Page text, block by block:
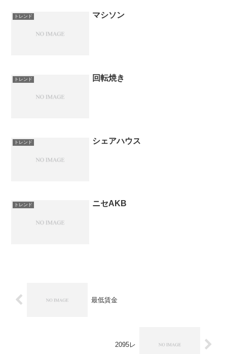
トレンド マシソン
トレンド 回転焼き
トレンド シェアハウス
トレンド ニセAKB
最低賃金
2095レ